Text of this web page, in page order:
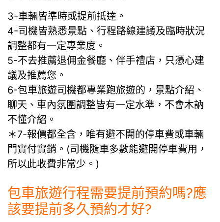
3-車輛皆準時或提前抵達。
4-司機皆熟悉景點、行程路線建議及臨時狀況
調整都有一定專業度。
5-不去推薦退佣金餐廳、伴手禮店，只憑心建
議及推薦您。
6-包車旅遊司機都專業跑旅遊的，景點介紹、
聊天、車內氛圍調整皆有一定水準，不會木訥
不懂介紹。
＊7-報價都全含，唯有避不開的停車費或車輛
門實付實銷。(司機隨車多數能避開停車費用，
所以此收費非常少。)
包車旅遊行程需要提前預約嗎?應
該要提前多久預約才好?